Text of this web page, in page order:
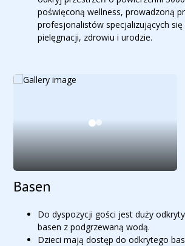
poświęconą wellness, prowadzoną
profesjonalistów specjalizujących
pielęgnacji, zdrowiu i urodzie.
Basen
Do dyspozycji gości jest duży
basen z podgrzewaną wodą.
Dzieci mają dostęp do odkrytego